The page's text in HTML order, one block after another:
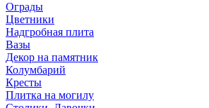
Ограды
Цветники
Надгробная плита
Вазы
Декор на памятник
Колумбарий
Кресты
Плитка на могилу